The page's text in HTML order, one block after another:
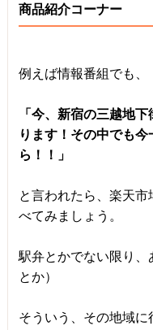
商品紹介コーナー
例えば情報番組でも、
「今、新宿の三越地
ります！その中でも
ら！！」
と言われたら、楽天
べてみましょう。
駅弁とかでない限り、
とか）
そういう、その地域